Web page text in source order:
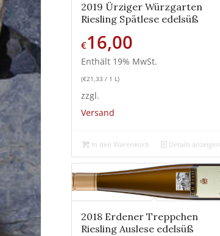
2019 Ürziger Würzgarten
Riesling Spätlese edelsüß
€16,00
Enthält 19% MwSt.
(€21,33 / 1 L)
zzgl.
Versand
In den Warenkorb Details anzeigen
2018 Erdener Treppchen
Riesling Auslese edelsüß